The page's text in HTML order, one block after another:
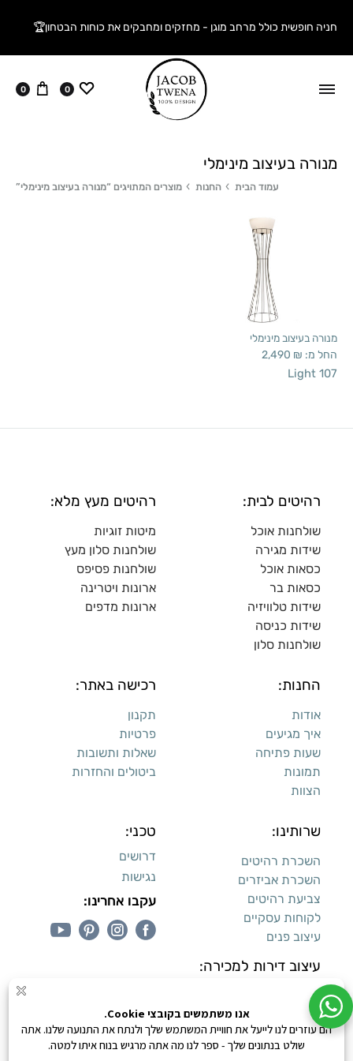
חניה חופשית כולל מרחב מוגן - מחזקים ומחבקים את כוחות הבטחון🏆
ווישליסט
0 עגלה
0
מנורה בעיצוב מינימלי
עמוד הבית החנות מוצרים המתויגים “מנורה בעיצוב מינימלי”
מנורה בעיצוב מינימלי
החל מ: 2,490 ₪
Light 107
רהיטים לבית:
שולחנות אוכל
שידות מגירה
כסאות אוכל
כסאות בר
שידות טלוויזיה
שידות כניסה
שולחנות סלון
רהיטים מעץ מלא:
מיטות זוגיות
שולחנות סלון מעץ
שולחנות פסיפס
ארונות ויטרינה
ארונות מדפים
החנות:
אודות
איך מגיעים
שעות פתיחה
תמונות
הצוות
רכישה באתר:
תקנון
פרטיות
שאלות ותשובות
ביטולים והחזרות
שרותינו:
השכרת רהיטים
השכרת אביזרים
צביעת רהיטים
לקוחות עסקיים
עיצוב פנים
עיצוב דירות למכירה:
טכני:
דרושים
נגישות
עקבו אחרינו:
קנייה מאובטחת 0